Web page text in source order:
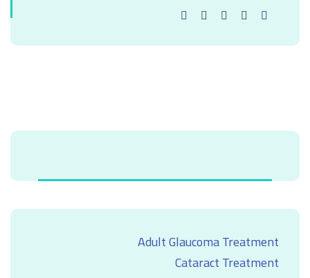
Adult Glaucoma Treatment
Cataract Treatment